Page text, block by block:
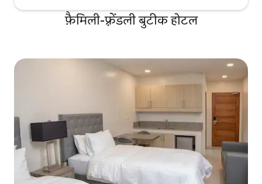
फ़ैमिली-फ़्रेंडली बुटीक होटल